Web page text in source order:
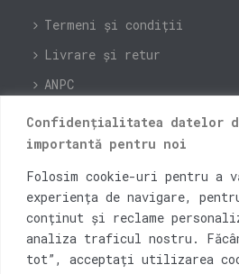
Confidențialitatea datelor
importantă pentru noi
Folosim cookie-uri pentru a
experiența de navigare,
conținut și reclame
analiza traficul nostru.
tot”, acceptați utilizarea
Termeni și condiții
Livrare și retur
ANPC
Instagram
Facebook
Blog
Contact